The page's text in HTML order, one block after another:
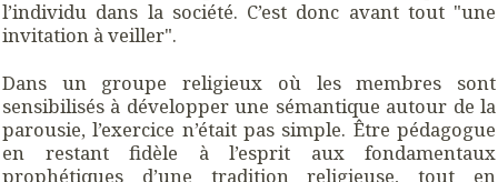
l’individu dans la société. C’est donc avant tout "une
invitation à veiller".
Dans un groupe religieux où les membres sont
sensibilisés à développer une sémantique autour de la
parousie, l’exercice n’était pas simple. Être pédagogue
en restant fidèle à l’esprit aux fondamentaux
prophétiques d’une tradition religieuse, tout en